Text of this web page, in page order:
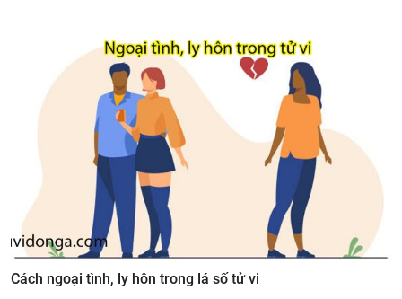
Cách ngoại tình, ly hôn trong lá số tử vi